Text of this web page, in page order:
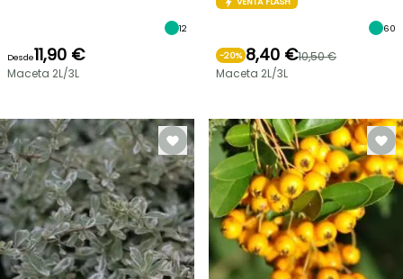
12
Desde11,90 €
Maceta 2L/3L
60
-20% 8,40 €10,50 €
Maceta 2L/3L